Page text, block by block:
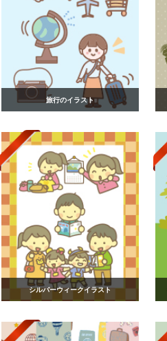
旅行のイラスト
シルバーウィークイラスト